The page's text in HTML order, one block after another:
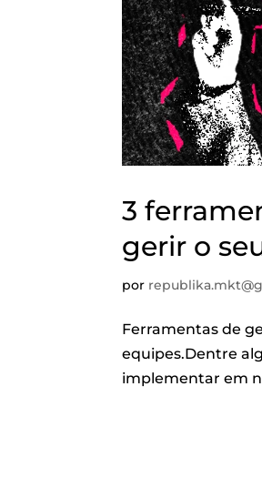
3
gerir o
por
Ferramentas de
equipes.Dentre
implementar em